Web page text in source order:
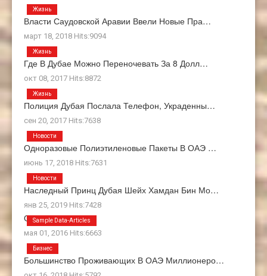
Власти Саудовской Аравии Ввели Новые Пра…
март 18, 2018 Hits:9094
Жизнь
Где В Дубае Можно Переночевать За 8 Долл…
окт 08, 2017 Hits:8872
Жизнь
Полиция Дубая Послала Телефон, Украденны…
сен 20, 2017 Hits:7638
Жизнь
Одноразовые Полиэтиленовые Пакеты В ОАЭ …
июнь 17, 2018 Hits:7631
Новости
Наследный Принц Дубая Шейх Хамдан Бин Мо…
янв 25, 2019 Hits:7428
Новости
О Нас
мая 01, 2016 Hits:6663
Sample Data-Articles
Большинство Проживающих В ОАЭ Миллионеро…
Бизнес